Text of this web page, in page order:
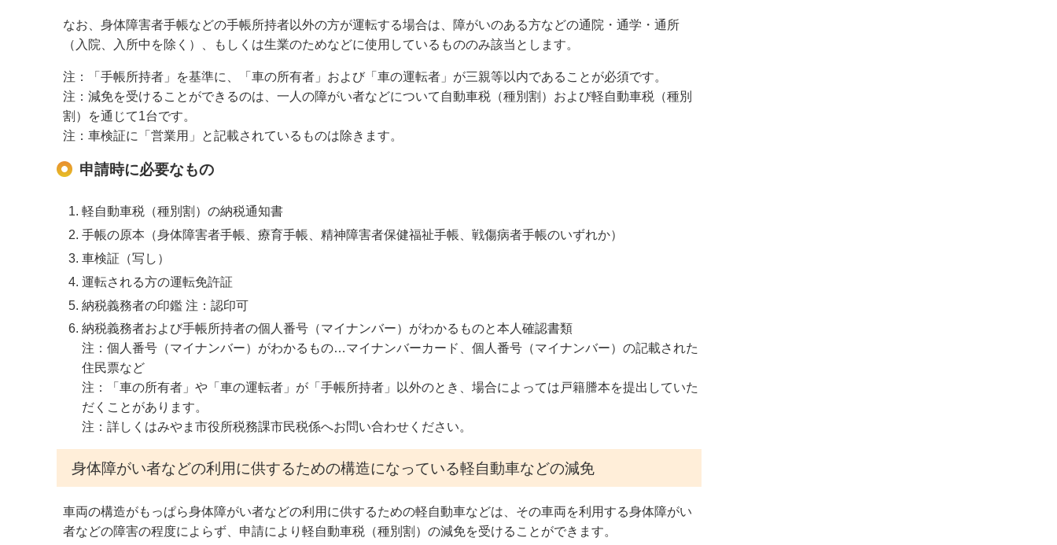
なお、身体障害者手帳などの手帳所持者以外の方が運転する場合は、障がいのある方などの通院・通学・通所
（入院、入所中を除く）、もしくは生業のためなどに使用しているもののみ該当とします。
注：「手帳所持者」を基準に、「車の所有者」および「車の運転者」が三親等以内であることが必須です。
注：減免を受けることができるのは、一人の障がい者などについて自動車税（種別割）および軽自動車税（種別
割）を通じて1台です。
注：車検証に「営業用」と記載されているものは除きます。
申請時に必要なもの
軽自動車税（種別割）の納税通知書
手帳の原本（身体障害者手帳、療育手帳、精神障害者保健福祉手帳、戦傷病者手帳のいずれか）
車検証（写し）
運転される方の運転免許証
納税義務者の印鑑 注：認印可
納税義務者および手帳所持者の個人番号（マイナンバー）がわかるものと本人確認書類
注：個人番号（マイナンバー）がわかるもの…マイナンバーカード、個人番号（マイナンバー）の記載された
住民票など
注：「車の所有者」や「車の運転者」が「手帳所持者」以外のとき、場合によっては戸籍謄本を提出していた
だくことがあります。
注：詳しくはみやま市役所税務課市民税係へお問い合わせください。
身体障がい者などの利用に供するための構造になっている軽自動車などの減免
車両の構造がもっぱら身体障がい者などの利用に供するための軽自動車などは、その車両を利用する身体障がい
者などの障害の程度によらず、申請により軽自動車税（種別割）の減免を受けることができます。